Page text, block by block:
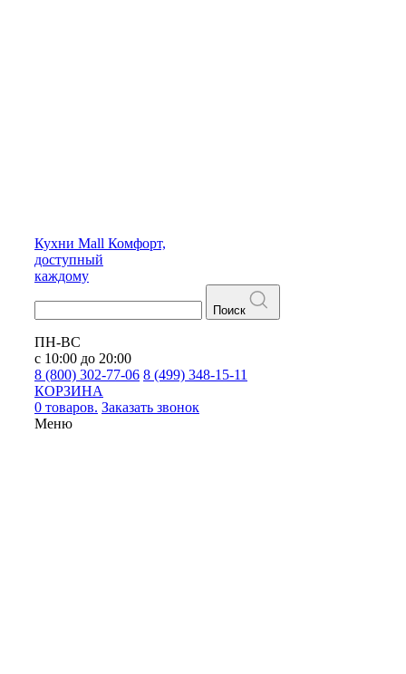
Кухни Mall Комфорт,
доступный
каждому
Поиск
ПН-ВС
с 10:00 до 20:00
8 (800) 302-77-06 8 (499) 348-15-11
КОРЗИНА
0 товаров. Заказать звонок
Меню